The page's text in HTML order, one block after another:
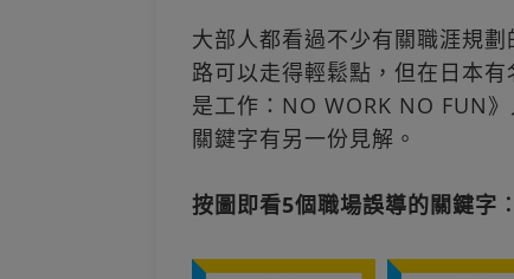
大部人都看過不少有關職涯規
路可以走得輕鬆點，但在日本
是工作：NO WORK NO FUN
關鍵字有另一份見解。
按圖即看5個職場誤導的關鍵字︰